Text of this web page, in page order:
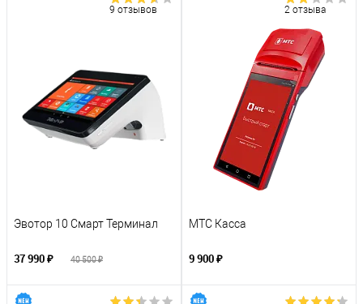
9 отзывов
Эвотор 10 Смарт Терминал
37 990 ₽ 40 500 ₽
2 отзыва
МТС Касса
9 900 ₽